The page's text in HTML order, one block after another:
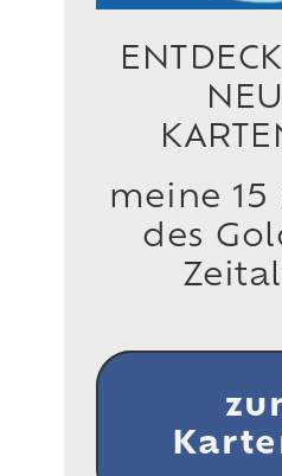
meine 15
des